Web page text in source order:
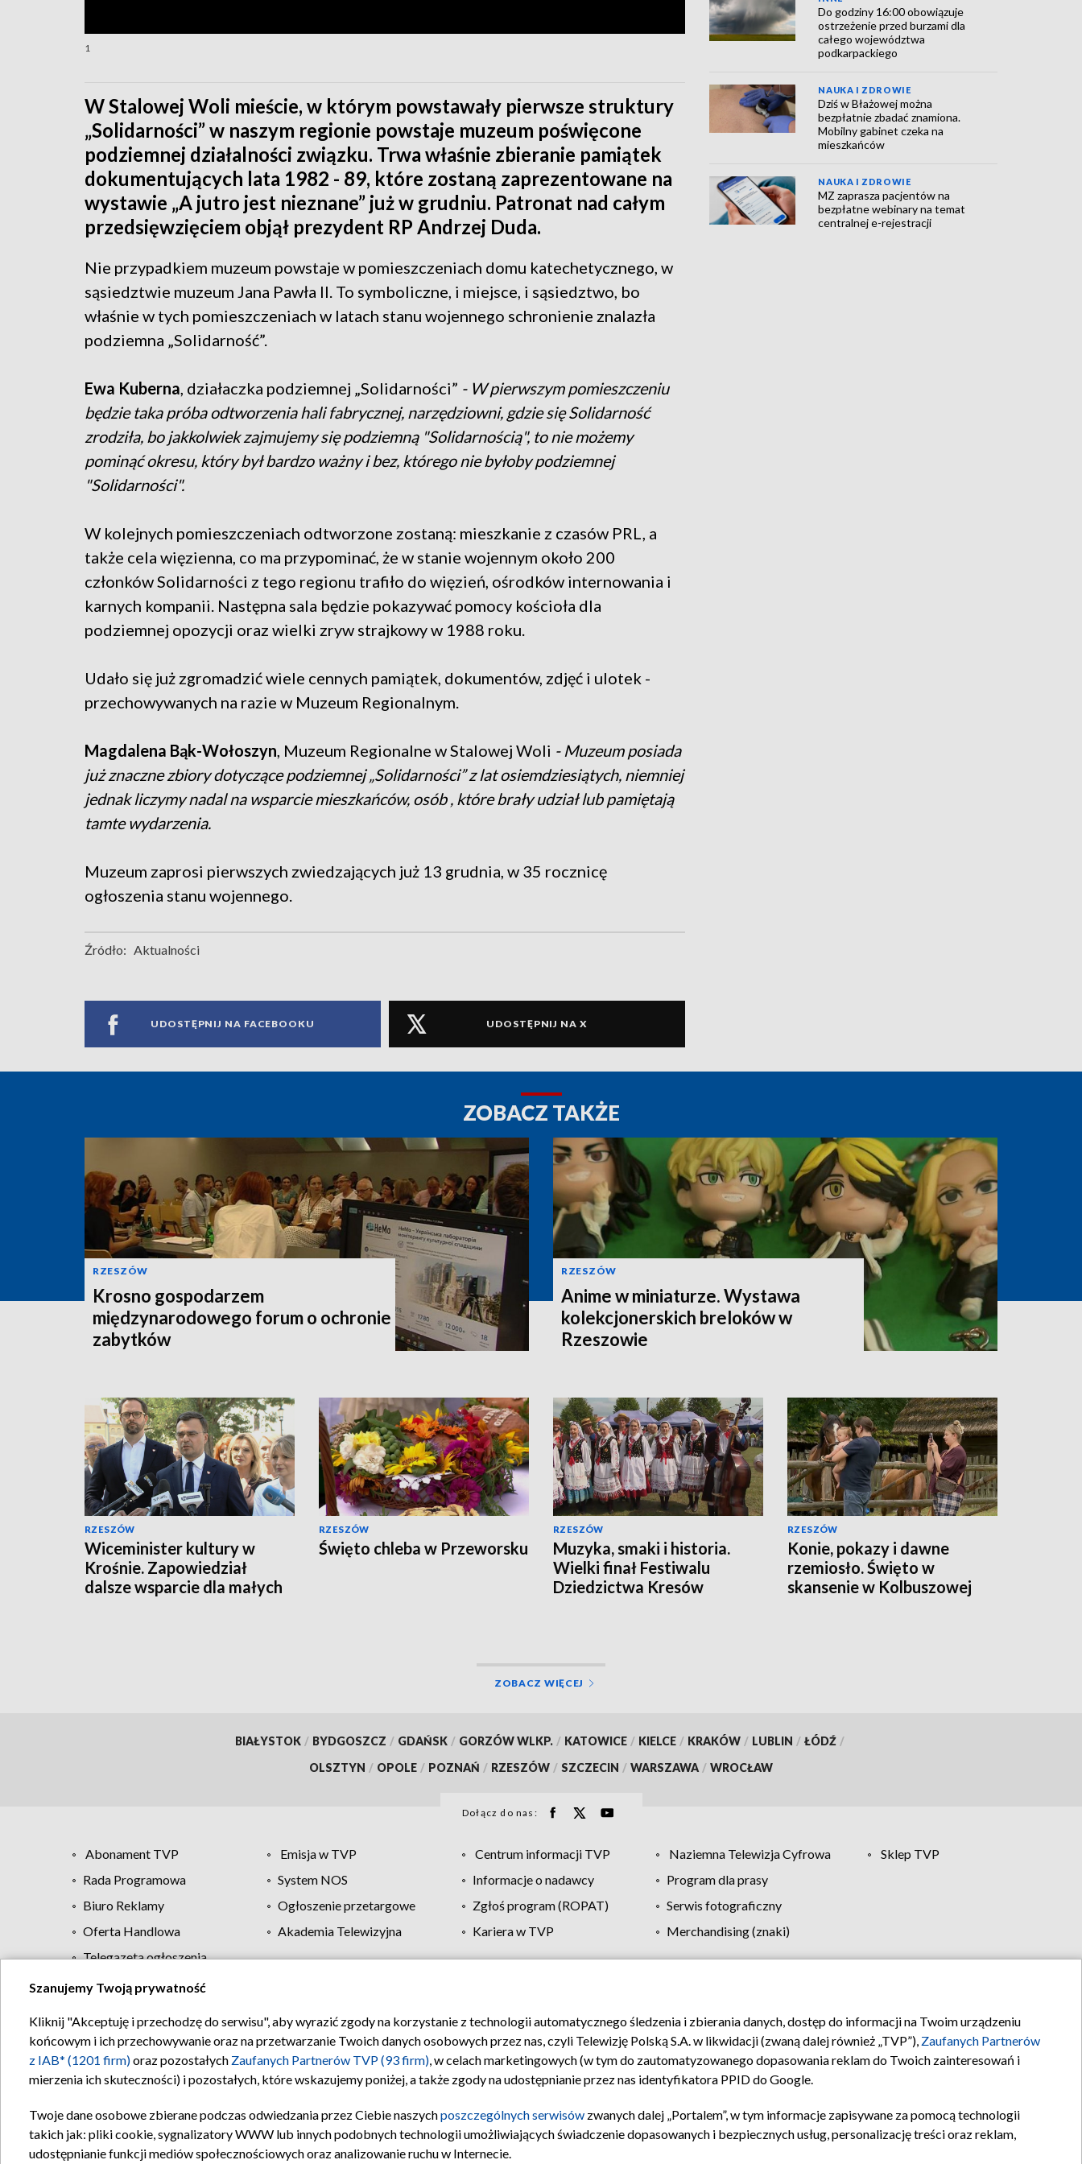
1
W Stalowej Woli mieście, w którym powstawały pierwsze struktury
„Solidarności” w naszym regionie powstaje muzeum poświęcone
podziemnej działalności związku. Trwa właśnie zbieranie pamiątek
dokumentujących lata 1982 - 89, które zostaną zaprezentowane na
wystawie „A jutro jest nieznane” już w grudniu. Patronat nad całym
przedsięwzięciem objął prezydent RP Andrzej Duda.
Nie przypadkiem muzeum powstaje w pomieszczeniach domu katechetycznego, w
sąsiedztwie muzeum Jana Pawła II. To symboliczne, i miejsce, i sąsiedztwo, bo
właśnie w tych pomieszczeniach w latach stanu wojennego schronienie znalazła
podziemna „Solidarność”.
Ewa Kuberna , działaczka podziemnej „Solidarności” - W pierwszym pomieszczeniu
będzie taka próba odtworzenia hali fabrycznej, narzędziowni, gdzie się Solidarność
zrodziła, bo jakkolwiek zajmujemy się podziemną "Solidarnością", to nie możemy
pominąć okresu, który był bardzo ważny i bez, którego nie byłoby podziemnej
"Solidarności".
W kolejnych pomieszczeniach odtworzone zostaną: mieszkanie z czasów PRL, a
także cela więzienna, co ma przypominać, że w stanie wojennym około 200
członków Solidarności z tego regionu trafiło do więzień, ośrodków internowania i
karnych kompanii. Następna sala będzie pokazywać pomocy kościoła dla
podziemnej opozycji oraz wielki zryw strajkowy w 1988 roku.
Udało się już zgromadzić wiele cennych pamiątek, dokumentów, zdjęć i ulotek -
przechowywanych na razie w Muzeum Regionalnym.
Magdalena Bąk-Wołoszyn , Muzeum Regionalne w Stalowej Woli - Muzeum posiada
już znaczne zbiory dotyczące podziemnej „Solidarności” z lat osiemdziesiątych, niemniej
jednak liczymy nadal na wsparcie mieszkańców, osób , które brały udział lub pamiętają
tamte wydarzenia.
Muzeum zaprosi pierwszych zwiedzających już 13 grudnia, w 35 rocznicę
ogłoszenia stanu wojennego.
Źródło: Aktualności
UDOSTĘPNIJ NA FACEBOOKU UDOSTĘPNIJ NA X
Do godziny 16:00 obowiązuje
ostrzeżenie przed burzami dla
całego województwa
podkarpackiego
NAUKA I ZDROWIE
Dziś w Błażowej można
bezpłatnie zbadać znamiona.
Mobilny gabinet czeka na
mieszkańców
NAUKA I ZDROWIE
MZ zaprasza pacjentów na
bezpłatne webinary na temat
centralnej e-rejestracji
ZOBACZ TAKŻE
RZESZÓW
Krosno gospodarzem
międzynarodowego forum o ochronie
zabytków
RZESZÓW
Anime w miniaturze. Wystawa
kolekcjonerskich breloków w
Rzeszowie
RZESZÓW
Wiceminister kultury w
Krośnie. Zapowiedział
dalsze wsparcie dla małych
RZESZÓW
Święto chleba w Przeworsku
RZESZÓW
Muzyka, smaki i historia.
Wielki finał Festiwalu
Dziedzictwa Kresów
RZESZÓW
Konie, pokazy i dawne
rzemiosło. Święto w
skansenie w Kolbuszowej
ZOBACZ WIĘCEJ
BIAŁYSTOK / BYDGOSZCZ / GDAŃSK / GORZÓW WLKP. / KATOWICE / KIELCE / KRAKÓW / LUBLIN / ŁÓDŹ /
OLSZTYN / OPOLE / POZNAŃ / RZESZÓW / SZCZECIN / WARSZAWA / WROCŁAW
Dołącz do nas:
Abonament TVP Emisja w TVP Centrum informacji TVP Naziemna Telewizja Cyfrowa
Sklep TVP
Rada Programowa
System NOS Informacje o nadawcy
Program dla prasy
Biuro Reklamy
Ogłoszenie przetargowe Zgłoś program (ROPAT)
Serwis fotograficzny
Oferta Handlowa
Akademia Telewizyjna Kariera w TVP
Merchandising (znaki)
Telegazeta ogłoszenia
Regulamin TVP Polityka prywatności Moje zgody Pomoc Biuro reklamy Kontakt
Szanujemy Twoją prywatność
Kliknij "Akceptuję i przechodzę do serwisu", aby wyrazić zgody na korzystanie z technologii automatycznego śledzenia i zbierania danych, dostęp do informacji na Twoim urządzeniu
końcowym i ich przechowywanie oraz na przetwarzanie Twoich danych osobowych przez nas, czyli Telewizję Polską S.A. w likwidacji (zwaną dalej również „TVP”), Zaufanych Partnerów
z IAB* (1201 firm)oraz pozostałych Zaufanych Partnerów TVP (93 firm), w celach marketingowych (w tym do zautomatyzowanego dopasowania reklam do Twoich zainteresowań i
mierzenia ich skuteczności) i pozostałych, które wskazujemy poniżej, a także zgody na udostępnianie przez nas identyfikatora PPID do Google.
Twoje dane osobowe zbierane podczas odwiedzania przez Ciebie naszychposzczególnych serwisów zwanych dalej „Portalem”, w tym informacje zapisywane za pomocą technologii
takich jak: pliki cookie, sygnalizatory WWW lub innych podobnych technologii umożliwiających świadczenie dopasowanych i bezpiecznych usług, personalizację treści oraz reklam,
udostępnianie funkcji mediów społecznościowych oraz analizowanie ruchu w Internecie.